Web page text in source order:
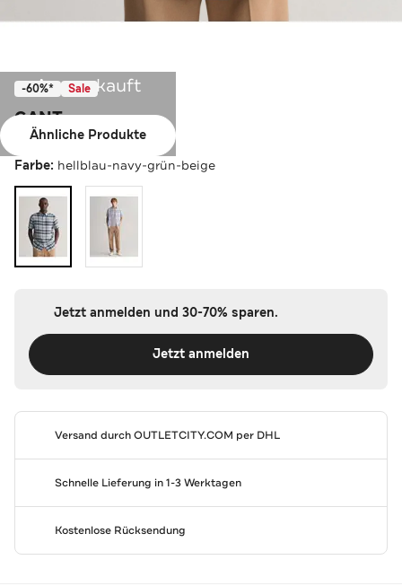
Ausverkauft
Ähnliche Produkte
-60%* Sale
GANT
Leinenhemd Regular Fit
Farbe: hellblau-navy-grün-beige
Jetzt anmelden und 30-70% sparen.
Jetzt anmelden
Versand durchOUTLETCITY.COM per DHL
Schnelle Lieferung in 1-3 Werktagen
Kostenlose Rücksendung